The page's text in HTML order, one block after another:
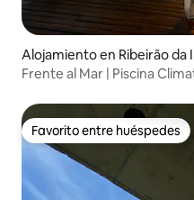
Alojamiento en Ribeirão da
Frente al Mar | Piscina
Favorito entre huéspedes
Favorito entre huéspedes